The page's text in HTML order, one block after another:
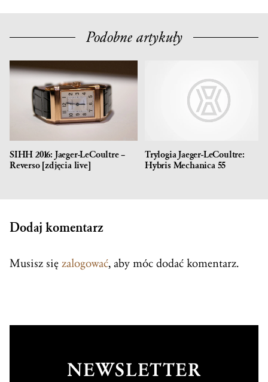
Podobne artykuły
SIHH 2016: Jaeger-LeCoultre –
Reverso [zdjęcia live]
Trylogia Jaeger-LeCoultre:
Hybris Mechanica 55
Dodaj komentarz
Musisz się zalogować, aby móc dodać komentarz.
NEWSLETTER